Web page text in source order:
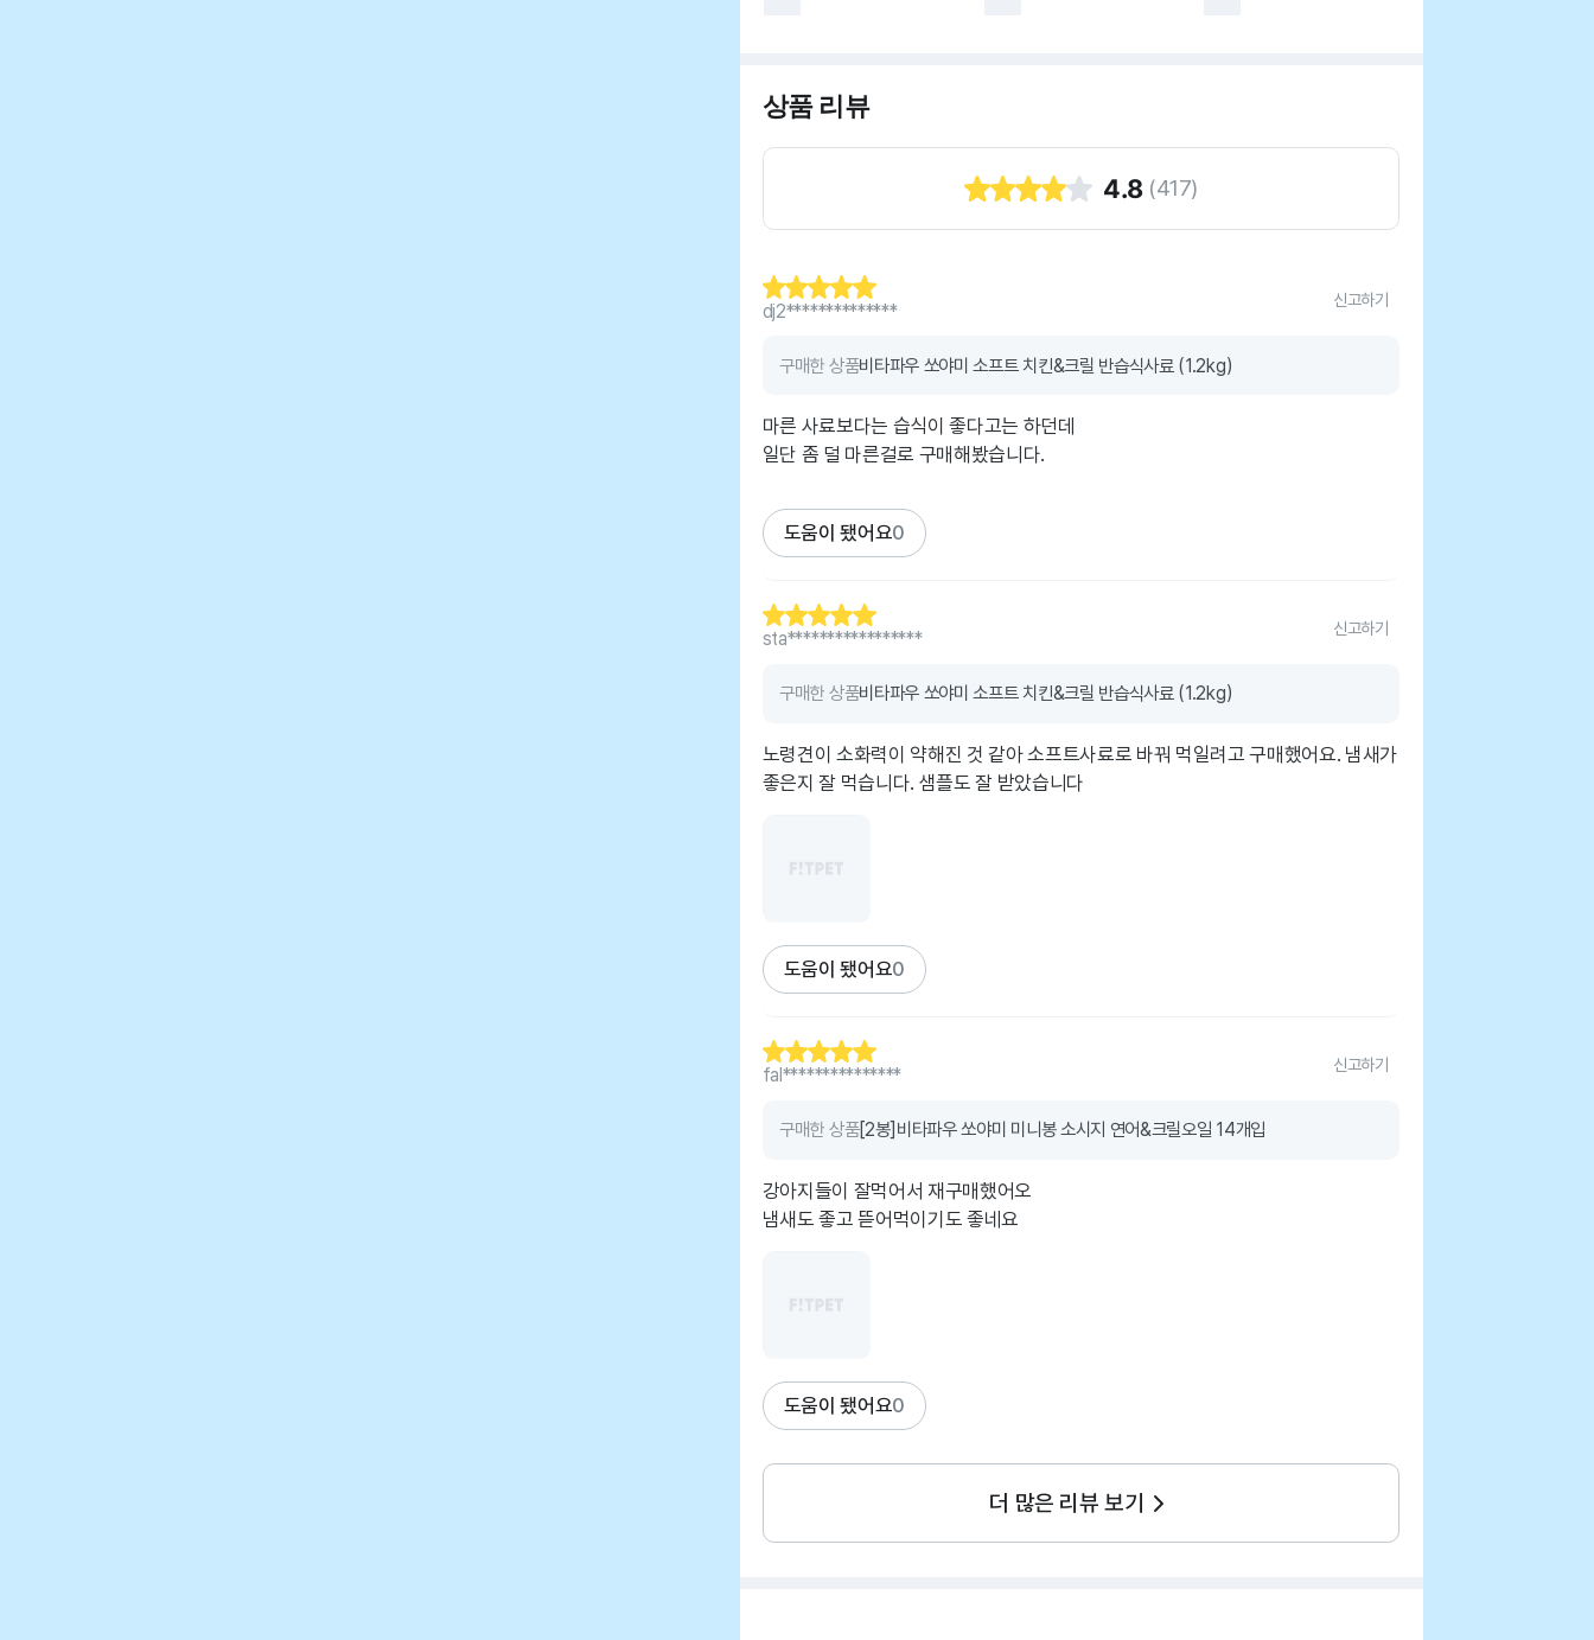
상품 리뷰
4.8 (417)
dj2**************
신고하기
구매한 상품비타파우 쏘야미 소프트 치킨&크릴 반습식사료 (1.2kg)
마른 사료보다는 습식이 좋다고는 하던데
일단 좀 덜 마른걸로 구매해봤습니다.
도움이 됐어요0
sta*****************
신고하기
구매한 상품비타파우 쏘야미 소프트 치킨&크릴 반습식사료 (1.2kg)
노령견이 소화력이 약해진 것 같아 소프트사료로 바꿔 먹일려고 구매했어요. 냄새가
좋은지 잘 먹습니다. 샘플도 잘 받았습니다
도움이 됐어요0
fal***************
신고하기
구매한 상품[2봉]비타파우 쏘야미 미니봉 소시지 연어&크릴오일 14개입
강아지들이 잘먹어서 재구매했어오
냄새도 좋고 뜯어먹이기도 좋네요
도움이 됐어요0
더 많은 리뷰 보기